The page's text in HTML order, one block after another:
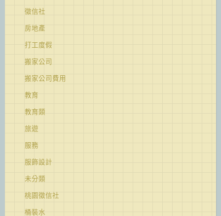
徵信社
房地產
打工度假
搬家公司
搬家公司費用
教育
教育類
旅遊
服務
服飾設計
未分類
桃園徵信社
桶裝水